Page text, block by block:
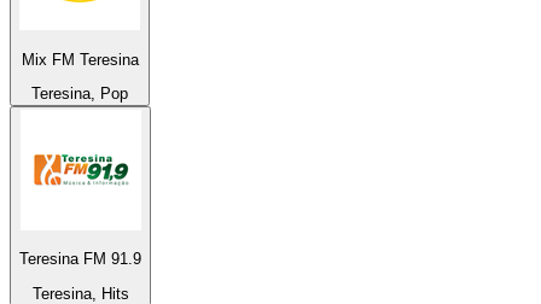
Mix FM Teresina
Teresina, Pop
Teresina FM 91.9
Teresina, Hits